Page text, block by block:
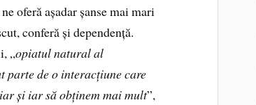
oferă așadar șanse mai mari
conferă și dependență.
„opiatul natural al
parte de o interacțiune care
și iar să obținem mai mult”,